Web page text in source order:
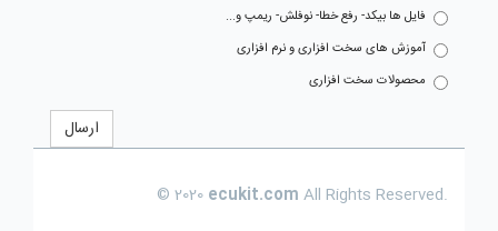
فایل ها بیکد- رفع خطا- نوفلش- ریمپ و...
آموزش های سخت افزاری و نرم افزاری
محصولات سخت افزاری
ارسال
© 2020 ecukit.com All Rights Reserved.